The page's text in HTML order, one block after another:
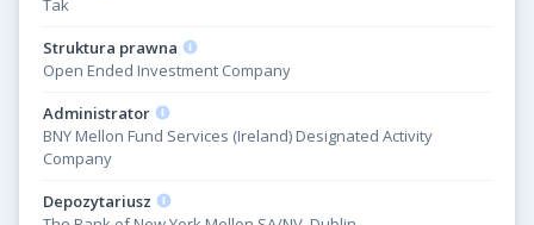
Tak
Struktura prawna
Open Ended Investment Company
Administrator
BNY Mellon Fund Services (Ireland) Designated Activity
Company
Depozytariusz